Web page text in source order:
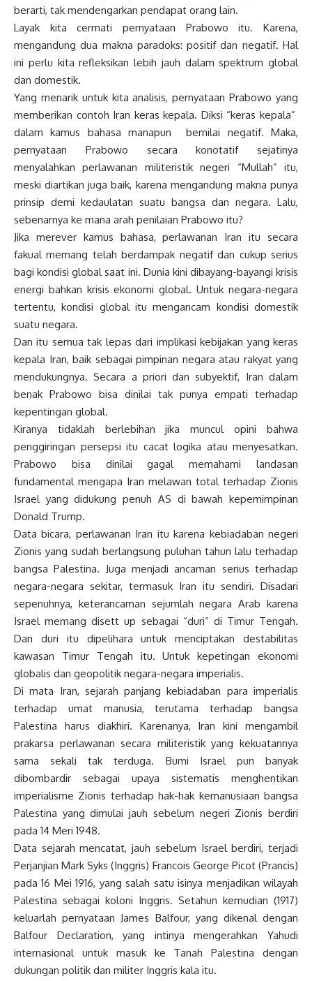
berarti, tak mendengarkan pendapat orang lain.
Layak kita cermati pernyataan Prabowo itu. Karena,
mengandung dua makna paradoks: positif dan negatif. Hal
ini perlu kita refleksikan lebih jauh dalam spektrum global
dan domestik.
Yang menarik untuk kita analisis, pernyataan Prabowo yang
memberikan contoh Iran keras kepala. Diksi “keras kepala”
dalam kamus bahasa manapun bernilai negatif. Maka,
pernyataan Prabowo secara konotatif sejatinya
menyalahkan perlawanan militeristik negeri “Mullah” itu,
meski diartikan juga baik, karena mengandung makna punya
prinsip demi kedaulatan suatu bangsa dan negara. Lalu,
sebenarnya ke mana arah penilaian Prabowo itu?
Jika merever kamus bahasa, perlawanan Iran itu secara
fakual memang telah berdampak negatif dan cukup serius
bagi kondisi global saat ini. Dunia kini dibayang-bayangi krisis
energi bahkan krisis ekonomi global. Untuk negara-negara
tertentu, kondisi global itu mengancam kondisi domestik
suatu negara.
Dan itu semua tak lepas dari implikasi kebijakan yang keras
kepala Iran, baik sebagai pimpinan negara atau rakyat yang
mendukungnya. Secara a priori dan subyektif, Iran dalam
benak Prabowo bisa dinilai tak punya empati terhadap
kepentingan global.
Kiranya tidaklah berlebihan jika muncul opini bahwa
penggiringan persepsi itu cacat logika atau menyesatkan.
Prabowo bisa dinilai gagal memahami landasan
fundamental mengapa Iran melawan total terhadap Zionis
Israel yang didukung penuh AS di bawah kepemimpinan
Donald Trump.
Data bicara, perlawanan Iran itu karena kebiadaban negeri
Zionis yang sudah berlangsung puluhan tahun lalu terhadap
bangsa Palestina. Juga menjadi ancaman serius terhadap
negara-negara sekitar, termasuk Iran itu sendiri. Disadari
sepenuhnya, keterancaman sejumlah negara Arab karena
Israel memang disett up sebagai “duri” di Timur Tengah.
Dan duri itu dipelihara untuk menciptakan destabilitas
kawasan Timur Tengah itu. Untuk kepetingan ekonomi
globalis dan geopolitik negara-negara imperialis.
Di mata Iran, sejarah panjang kebiadaban para imperialis
terhadap umat manusia, terutama terhadap bangsa
Palestina harus diakhiri. Karenanya, Iran kini mengambil
prakarsa perlawanan secara militeristik yang kekuatannya
sama sekali tak terduga. Bumi Israel pun banyak
dibombardir sebagai upaya sistematis menghentikan
imperialisme Zionis terhadap hak-hak kemanusiaan bangsa
Palestina yang dimulai jauh sebelum negeri Zionis berdiri
pada 14 Meri 1948.
Data sejarah mencatat, jauh sebelum Israel berdiri, terjadi
Perjanjian Mark Syks (Inggris) Francois George Picot (Prancis)
pada 16 Mei 1916, yang salah satu isinya menjadikan wilayah
Palestina sebagai koloni Inggris. Setahun kemudian (1917)
keluarlah pernyataan James Balfour, yang dikenal dengan
Balfour Declaration, yang intinya mengerahkan Yahudi
internasional untuk masuk ke Tanah Palestina dengan
dukungan politik dan militer Inggris kala itu.